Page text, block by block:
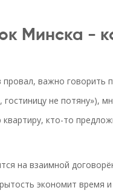
Минска -
важно говорить
не потяну»),
кто-то
на взаимной
экономит время